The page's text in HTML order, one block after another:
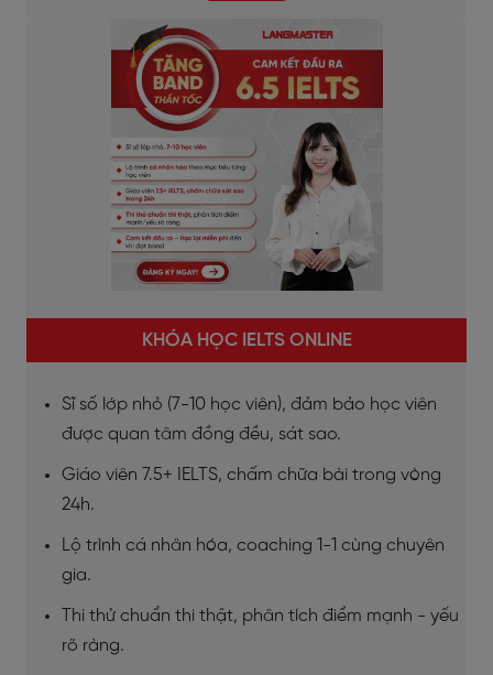
KHÓA HỌC IELTS ONLINE
Sĩ số lớp nhỏ (7-10 học viên), đảm bảo học viên
được quan tâm đồng đều, sát sao.
Giáo viên 7.5+ IELTS, chấm chữa bài trong vòng
24h.
Lộ trình cá nhân hóa, coaching 1-1 cùng chuyên
gia.
Thi thử chuẩn thi thật, phân tích điểm mạnh - yếu
rõ ràng.